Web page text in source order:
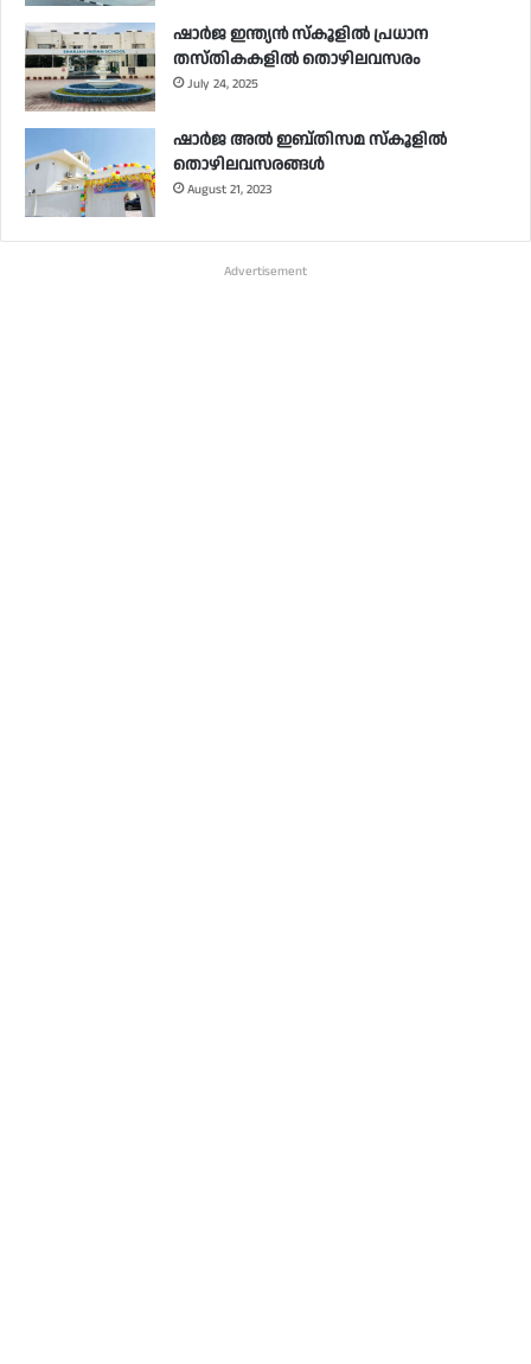
ഷാർജ ഇന്ത്യൻ സ്‌കൂളിൽ പ്രധാന
തസ്തികകളിൽ തൊഴിലവസരം
July 24, 2025
ഷാർജ അൽ ഇബ്തിസമ സ്‌കൂളിൽ
തൊഴിലവസരങ്ങൾ
August 21, 2023
Advertisement